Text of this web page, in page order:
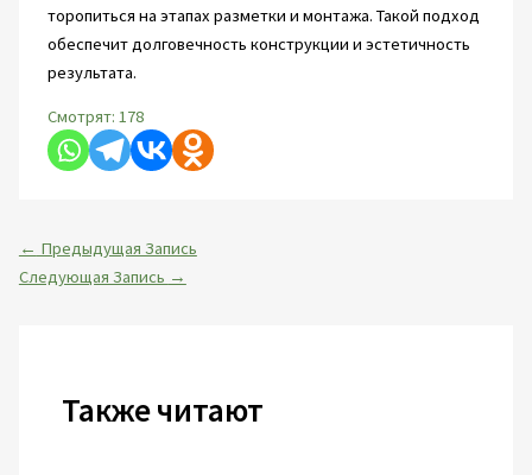
торопиться на этапах разметки и монтажа. Такой подход
обеспечит долговечность конструкции и эстетичность
результата.
Смотрят: 178
← Предыдущая Запись
Следующая Запись →
Также читают